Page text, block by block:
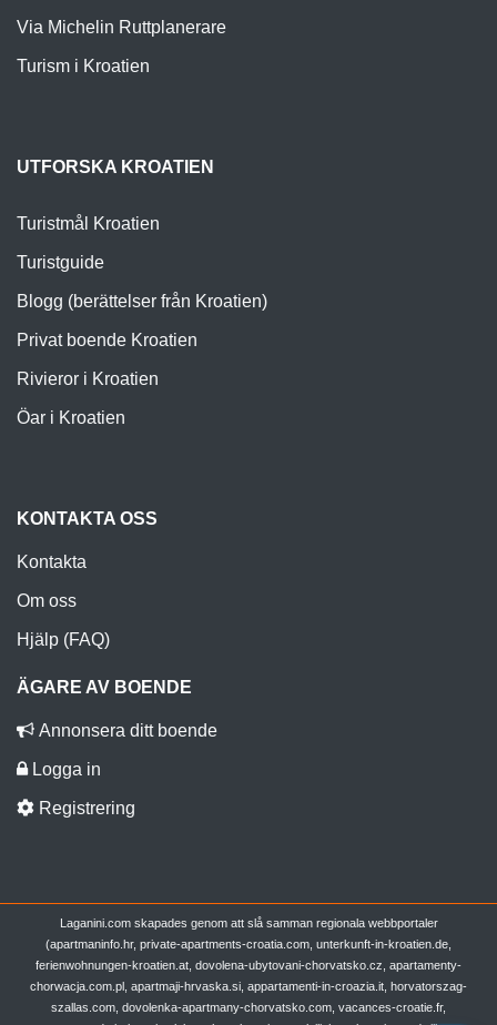
Via Michelin Ruttplanerare
Turism i Kroatien
UTFORSKA KROATIEN
Turistmål Kroatien
Turistguide
Blogg (berättelser från Kroatien)
Privat boende Kroatien
Rivieror i Kroatien
Öar i Kroatien
KONTAKTA OSS
Kontakta
Om oss
Hjälp (FAQ)
ÄGARE AV BOENDE
Annonsera ditt boende
Logga in
Registrering
Laganini.com skapades genom att slå samman regionala webbportaler
(apartmaninfo.hr, private-apartments-croatia.com, unterkunft-in-kroatien.de,
ferienwohnungen-kroatien.at, dovolena-ubytovani-chorvatsko.cz, apartamenty-
chorwacja.com.pl, apartmaji-hrvaska.si, appartamenti-in-croazia.it, horvatorszag-
szallas.com, dovolenka-apartmany-chorvatsko.com, vacances-croatie.fr,